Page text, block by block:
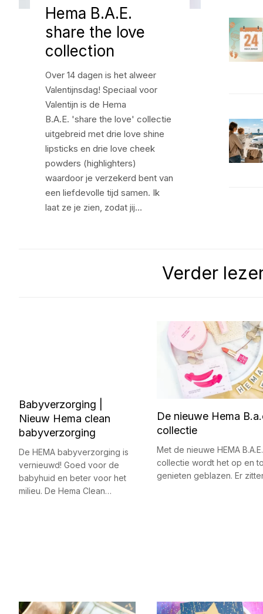
Hema B.A.E.
share the love
collection
Over 14 dagen is het alweer
Valentijnsdag! Speciaal voor
Valentijn is de Hema
B.A.E. 'share the love' collectie
uitgebreid met drie love shine
lipsticks en drie love cheek
powders (highlighters)
waardoor je verzekerd bent van
een liefdevolle tijd samen. Ik
laat ze je zien, zodat jij…
Verder
Babyverzorging |
Nieuw Hema clean
babyverzorging
De HEMA babyverzorging is
vernieuwd! Goed voor de
babyhuid en beter voor het
milieu. De Hema Clean…
De nieuwe Hema
collectie
Met de nieuwe HEMA B.A.E.
collectie wordt het op en
genieten geblazen. Er